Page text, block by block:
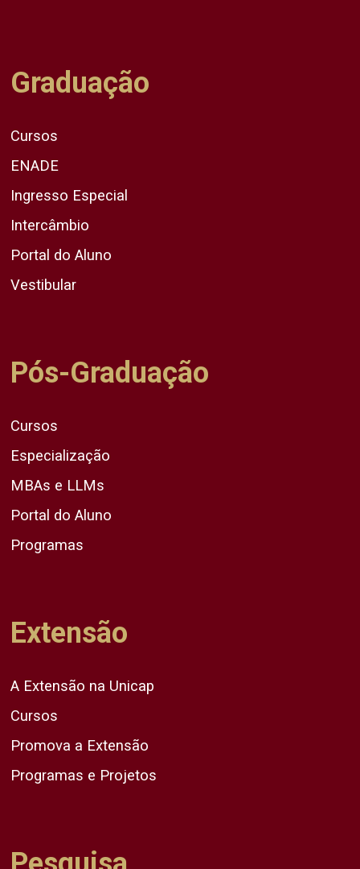
Graduação
Cursos
ENADE
Ingresso Especial
Intercâmbio
Portal do Aluno
Vestibular
Pós-Graduação
Cursos
Especialização
MBAs e LLMs
Portal do Aluno
Programas
Extensão
A Extensão na Unicap
Cursos
Promova a Extensão
Programas e Projetos